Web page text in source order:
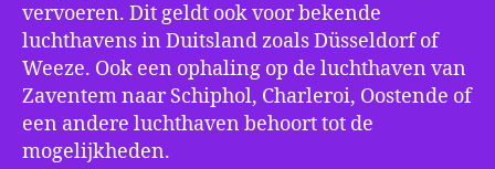
vervoeren. Dit geldt ook voor bekende
luchthavens in Duitsland zoals Düsseldorf of
Weeze. Ook een ophaling op de luchthaven van
Zaventem naar Schiphol, Charleroi, Oostende of
een andere luchthaven behoort tot de
mogelijkheden.